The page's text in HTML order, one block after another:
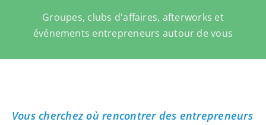
Groupes, clubs d'affaires, afterworks et
événements entrepreneurs autour de vous
Vous cherchez où rencontrer des entrepreneurs